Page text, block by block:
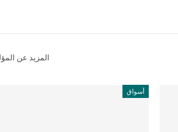
المزيد عن
أسواق